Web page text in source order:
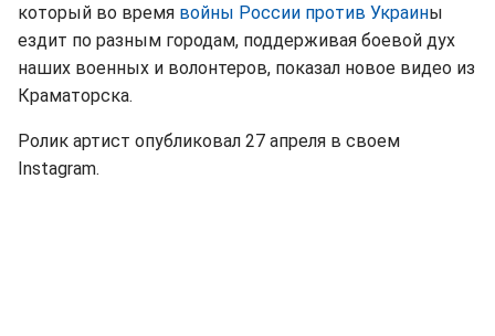
который во время войны России против Украины
ездит по разным городам, поддерживая боевой дух
наших военных и волонтеров, показал новое видео из
Краматорска.
Ролик артист опубликовал 27 апреля в своем
Instagram.